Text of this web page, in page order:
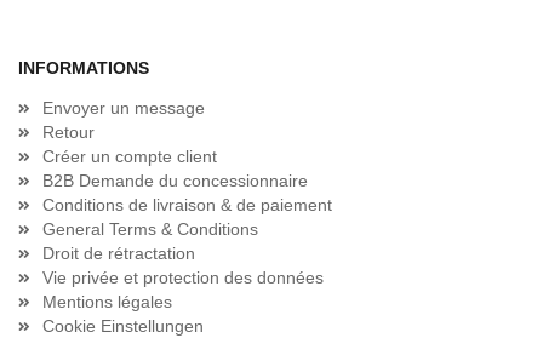
INFORMATIONS
Envoyer un message
Retour
Créer un compte client
B2B Demande du concessionnaire
Conditions de livraison & de paiement
General Terms & Conditions
Droit de rétractation
Vie privée et protection des données
Mentions légales
Cookie Einstellungen